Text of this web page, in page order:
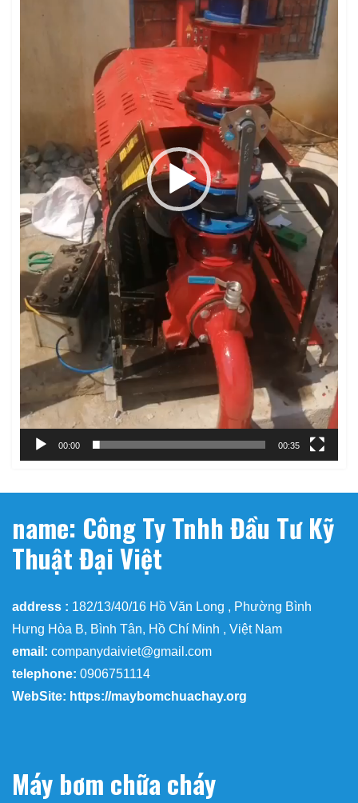
00:00 00:35
name: Công Ty Tnhh Đầu Tư Kỹ
Thuật Đại Việt
address : 182/13/40/16 Hồ Văn Long , Phường Bình
Hưng Hòa B, Bình Tân, Hồ Chí Minh , Việt Nam
email: companydaiviet@gmail.com
telephone: 0906751114
WebSite: https://maybomchuachay.org
Máy bơm chữa cháy